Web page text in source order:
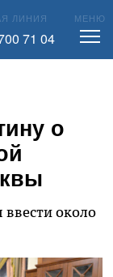
ЛИНИЯ
71 04
МЕНЮ
о
около